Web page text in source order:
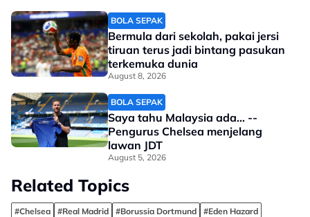
BOLA SEPAK
Bermula dari sekolah, pakai jersi
tiruan terus jadi bintang pasukan
terkemuka dunia
August 8, 2026
BOLA SEPAK
Saya tahu Malaysia ada... --
Pengurus Chelsea menjelang
lawan JDT
August 5, 2026
Related Topics
#Chelsea #Real Madrid #Borussia Dortmund
#Eden Hazard